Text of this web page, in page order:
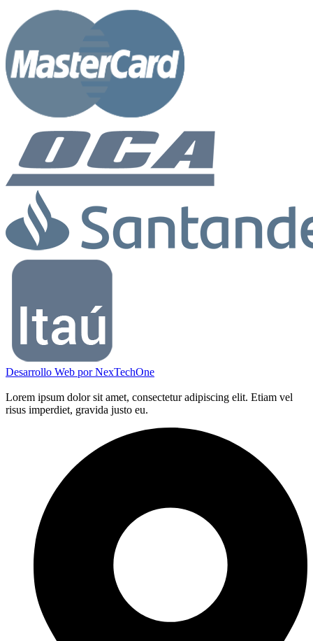
Desarrollo Web porNexTechOne
Lorem ipsum dolor sit amet, consectetur adipiscing elit. Etiam vel
risus imperdiet, gravida justo eu.